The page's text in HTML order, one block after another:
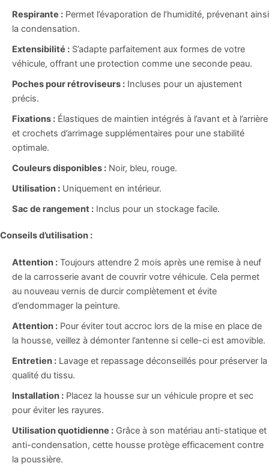
Respirante : Permet l’évaporation de l’humidité, prévenant ainsi
la condensation.
Extensibilité : S’adapte parfaitement aux formes de votre
véhicule, offrant une protection comme une seconde peau.
Poches pour rétroviseurs : Incluses pour un ajustement
précis.
Fixations : Élastiques de maintien intégrés à l’avant et à l’arrière
et crochets d’arrimage supplémentaires pour une stabilité
optimale.
Couleurs disponibles : Noir, bleu, rouge.
Utilisation : Uniquement en intérieur.
Sac de rangement : Inclus pour un stockage facile.
Conseils d’utilisation :
Attention : Toujours attendre 2 mois après une remise à neuf
de la carrosserie avant de couvrir votre véhicule. Cela permet
au nouveau vernis de durcir complètement et évite
d’endommager la peinture.
Attention : Pour éviter tout accroc lors de la mise en place de
la housse, veillez à démonter l’antenne si celle-ci est amovible.
Entretien : Lavage et repassage déconseillés pour préserver la
qualité du tissu.
Installation : Placez la housse sur un véhicule propre et sec
pour éviter les rayures.
Utilisation quotidienne : Grâce à son matériau anti-statique et
anti-condensation, cette housse protège efficacement contre
la poussière.